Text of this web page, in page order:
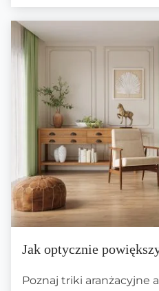
Jak optycznie
Poznaj triki aranżacyjne